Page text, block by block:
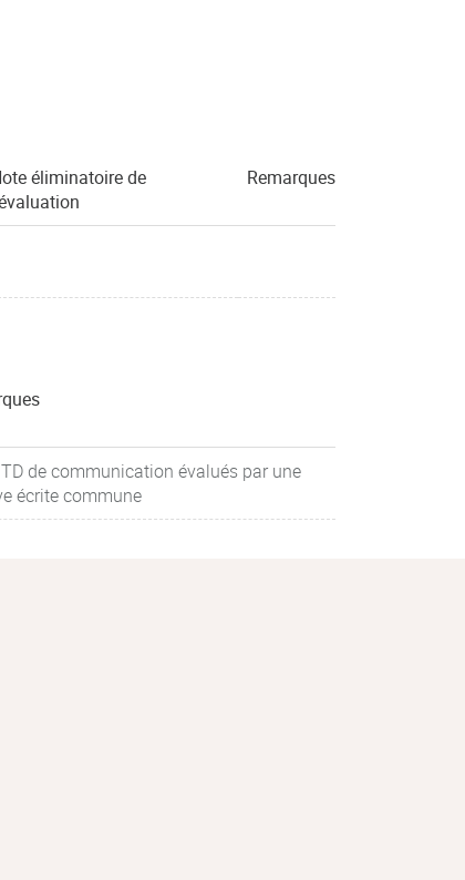
éliminatoire de
Remarques
de communication évalués par une
écrite commune